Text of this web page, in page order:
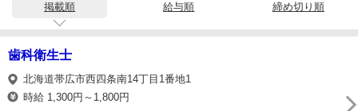
掲載順 給与順 締め切り順
歯科衛生士
北海道帯広市西四条南14丁目1番地1
時給 1,300円～1,800円